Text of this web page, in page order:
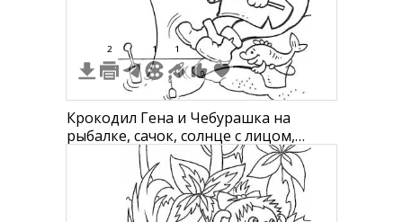
2 1 1
Крокодил Гена и Чебурашка на
рыбалке, сачок, солнце с лицом,
рыба, лопата